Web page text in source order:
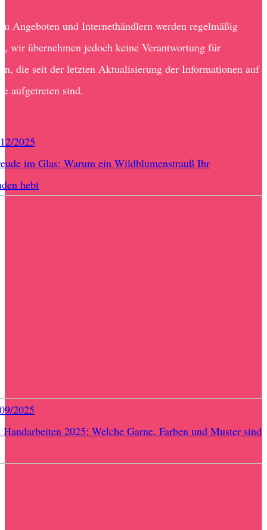
Angeboten und Internethändlern werden regelmäßig
wir übernehmen jedoch keine Verantwortung für
die seit der letzten Aktualisierung der Informationen auf
aufgetreten sind.
2025
im Glas: Warum ein Wildblumenstrauß Ihr
hebt
2025
2025: Welche Garne, Farben und Muster sind